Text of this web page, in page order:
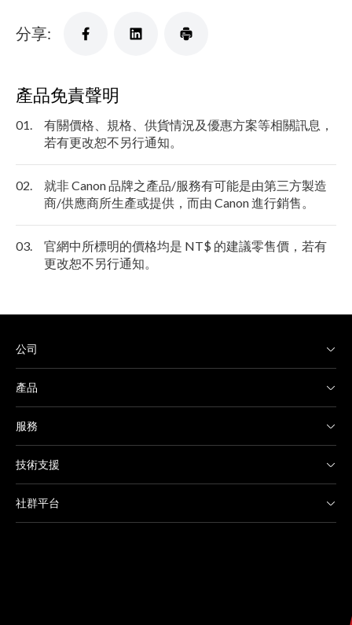
分享:
產品免責聲明
01.
有關價格、規格、供貨情況及優惠方案等相關訊息，
若有更改恕不另行通知。
02.
就非 Canon 品牌之產品/服務有可能是由第三方製造
商/供應商所生產或提供，而由 Canon 進行銷售。
03.
官網中所標明的價格均是 NT$ 的建議零售價，若有
更改恕不另行通知。
公司
產品
服務
技術支援
社群平台